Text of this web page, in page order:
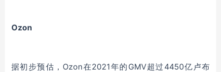
Ozon
据初步预估 ， Ozon在2021年的GMV超过4450亿卢布